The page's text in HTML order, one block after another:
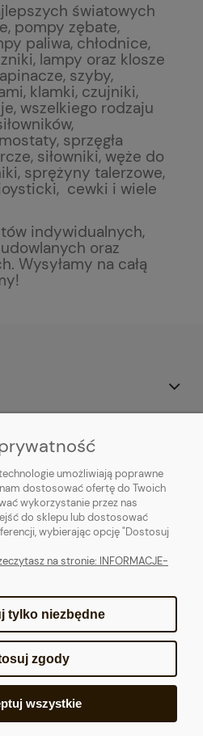
światowych
pompy zębate,
paliwa, chłodnice,
lampy oraz klosze
szyby,
klamki, czujniki,
wszelkiego rodzaju
sprzęgła
siłowniki, węże do
sprężyny talerzowe,
cewki i wiele
indywidualnych,
oraz
Wysyłamy na całą
Shoper.pl
umożliwiają poprawne
dostosować ofertę do Twoich
wykorzystanie przez nas
do sklepu lub dostosować
wybierając opcję "Dostosuj
na stronie: INFORMACJE-
tylko niezbędne
zgody
wszystkie